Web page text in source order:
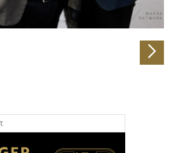
an unsere Partner für
und Analysen weiter. Unsere
möglicherweise mit
die Sie ihnen bereitgestellt